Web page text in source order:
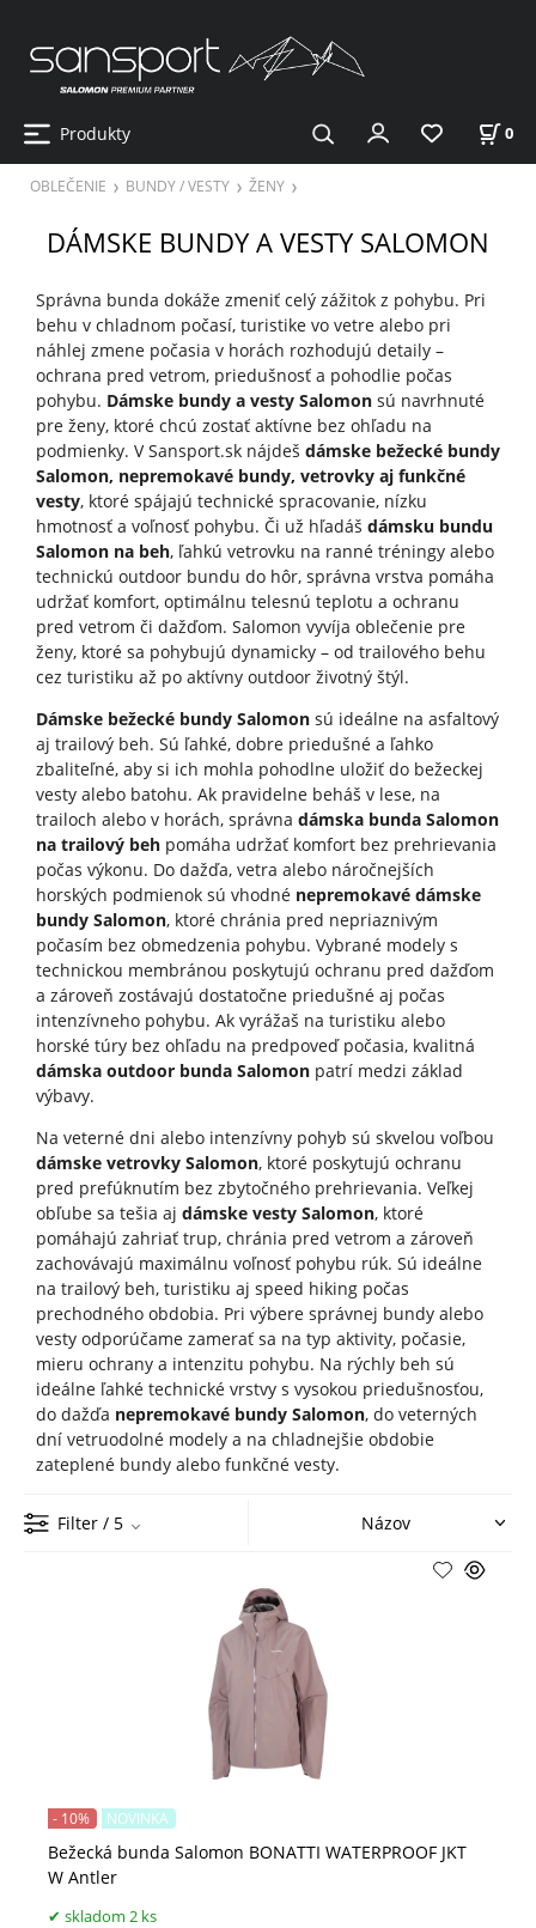
Produkty 0
OBLEČENIE BUNDY / VESTY ŽENY
DÁMSKE BUNDY A VESTY SALOMON
Správna bunda dokáže zmeniť celý zážitok z pohybu. Pri
behu v chladnom počasí, turistike vo vetre alebo pri
náhlej zmene počasia v horách rozhodujú detaily –
ochrana pred vetrom, priedušnosť a pohodlie počas
pohybu. Dámske bundy a vesty Salomonsú navrhnuté
pre ženy, ktoré chcú zostať aktívne bez ohľadu na
podmienky. V Sansport.sk nájdeš dámske bežecké bundy
Salomon, nepremokavé bundy, vetrovky aj funkčné
vesty, ktoré spájajú technické spracovanie, nízku
hmotnosť a voľnosť pohybu. Či už hľadáš dámsku bundu
Salomon na beh, ľahkú vetrovku na ranné tréningy alebo
technickú outdoor bundu do hôr, správna vrstva pomáha
udržať komfort, optimálnu telesnú teplotu a ochranu
pred vetrom či dažďom. Salomon vyvíja oblečenie pre
ženy, ktoré sa pohybujú dynamicky – od trailového behu
cez turistiku až po aktívny outdoor životný štýl.
Dámske bežecké bundy Salomonsú ideálne na asfaltový
aj trailový beh. Sú ľahké, dobre priedušné a ľahko
zbaliteľné, aby si ich mohla pohodlne uložiť do bežeckej
vesty alebo batohu. Ak pravidelne beháš v lese, na
trailoch alebo v horách, správna dámska bunda Salomon
na trailový behpomáha udržať komfort bez prehrievania
počas výkonu. Do dažďa, vetra alebo náročnejších
horských podmienok sú vhodné nepremokavé dámske
bundy Salomon, ktoré chránia pred nepriaznivým
počasím bez obmedzenia pohybu. Vybrané modely s
technickou membránou poskytujú ochranu pred dažďom
a zároveň zostávajú dostatočne priedušné aj počas
intenzívneho pohybu. Ak vyrážaš na turistiku alebo
horské túry bez ohľadu na predpoveď počasia, kvalitná
dámska outdoor bunda Salomonpatrí medzi základ
výbavy.
Na veterné dni alebo intenzívny pohyb sú skvelou voľbou
dámske vetrovky Salomon, ktoré poskytujú ochranu
pred prefúknutím bez zbytočného prehrievania. Veľkej
obľube sa tešia aj dámske vesty Salomon, ktoré
pomáhajú zahriať trup, chránia pred vetrom a zároveň
zachovávajú maximálnu voľnosť pohybu rúk. Sú ideálne
na trailový beh, turistiku aj speed hiking počas
prechodného obdobia. Pri výbere správnej bundy alebo
vesty odporúčame zamerať sa na typ aktivity, počasie,
mieru ochrany a intenzitu pohybu. Na rýchly beh sú
ideálne ľahké technické vrstvy s vysokou priedušnosťou,
do dažďa nepremokavé bundy Salomon, do veterných
dní vetruodolné modely a na chladnejšie obdobie
zateplené bundy alebo funkčné vesty.
Filter / 5
Bežecká bunda Salomon BONATTI WATERPROOF JKT
W Antler
- 10% NOVINKA
skladom 2 ks